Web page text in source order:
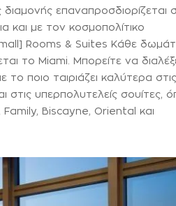
επαναπροσδιορίζεται
και με τον κοσμοπολίτικο
Rooms & Suites Κάθε
το Miami. Μπορείτε να
ποιο ταιριάζει καλύτερα στις
υπερπολυτελείς σουίτες,
Family, Biscayne, Oriental και